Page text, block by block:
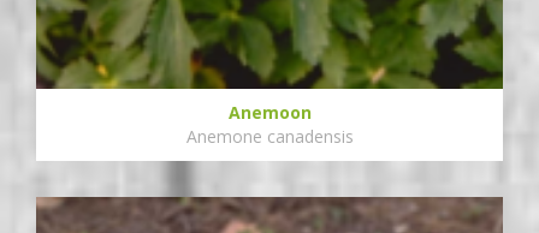
Anemoon
Anemone canadensis